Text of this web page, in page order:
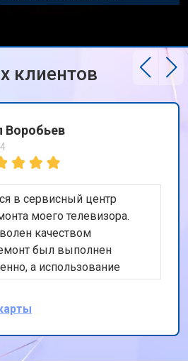
клиентов
Воробьев
в сервисный центр
моего телевизора.
качеством
был выполнен
а использование
дает уверенность в
Также порадовала
техники. Спасибо за ваш
и внимание к клиентам!